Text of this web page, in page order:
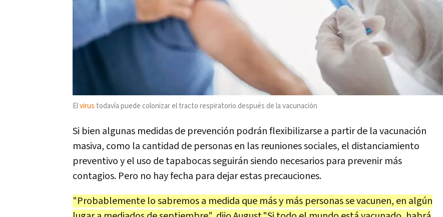
Elvirus todavía puede colonizar el tracto respiratorio después de la vacunación
Si bien algunas medidas de prevención podrán flexibilizarse a partir de la vacunación
masiva, como la cantidad de personas en las reuniones sociales, el distanciamiento
preventivo y el uso de tapabocas seguirán siendo necesarios para prevenir más
contagios. Pero no hay fecha para dejar estas precauciones.
"Probablemente lo sabremos a medida que más y más personas se vacunen, en algún